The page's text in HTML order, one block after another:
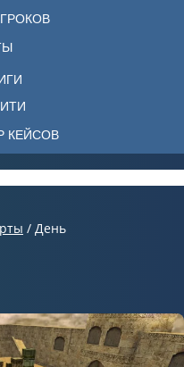
КЕЙСОВ
/ День